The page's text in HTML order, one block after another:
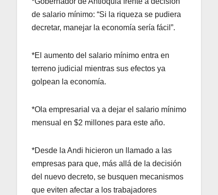
de salario mínimo: “Si la riqueza se pudiera
decretar, manejar la economía sería fácil”.
*El aumento del salario mínimo entra en
terreno judicial mientras sus efectos ya
golpean la economía.
*Ola empresarial va a dejar el salario mínimo
mensual en $2 millones para este año.
*Desde la Andi hicieron un llamado a las
empresas para que, más allá de la decisión
del nuevo decreto, se busquen mecanismos
que eviten afectar a los trabajadores